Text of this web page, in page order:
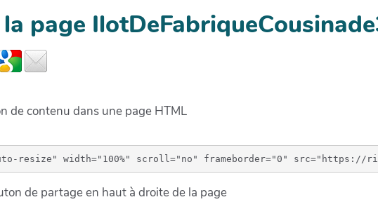
page
de contenu dans une page HTML
de partage en haut à droite de la page